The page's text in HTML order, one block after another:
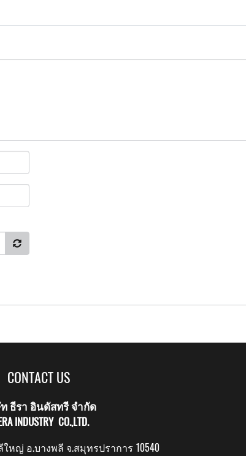
CONTACT US
ธีรา อินดัสทรี จำกัด
INDUSTRY CO.,LTD.
หญ่ อ.บางพลี จ.สมุทรปราการ 10540